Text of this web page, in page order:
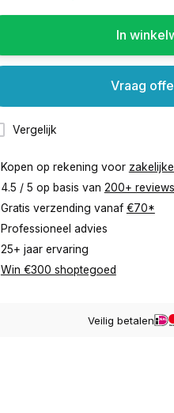
In
Vergelijk
Vraag
Kopen op rekening voor
4.5 / 5 op basis van 200+ reviews
Gratis verzending vanaf €70*
Professioneel advies
25+ jaar ervaring
Win €300 shoptegoed
Veilig betalen